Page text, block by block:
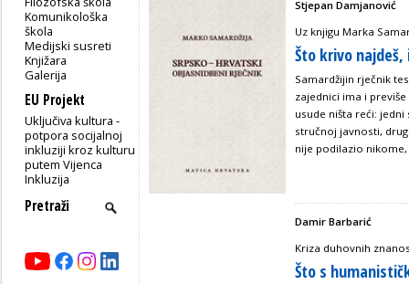
Komunikološka
škola
Medijski susreti
Knjižara
Galerija
EU Projekt
Uključiva kultura -
potpora socijalnoj
inkluziji kroz kulturu
putem Vijenca
Inkluzija
Stjepan Damjanović
Uz knjigu Marka
Što krivo
Samardžijin rječnik
zajednici ima i
usude ništa reći:
stručnoj javnosti,
nije podilazio nikome,
Damir Barbarić
Kriza duhovnih
Što s